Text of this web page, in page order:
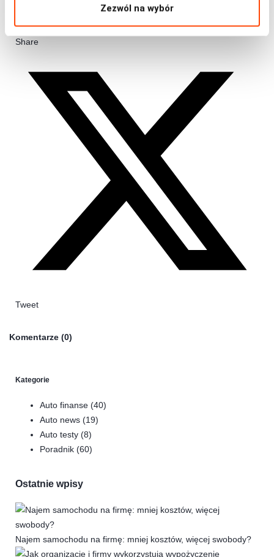
Zezwól na wybór
Share
Tweet
Komentarze (0)
Kategorie
Auto finanse (40)
Auto news (19)
Auto testy (8)
Poradnik (60)
Ostatnie wpisy
Najem samochodu na firmę: mniej kosztów, więcej swobody?